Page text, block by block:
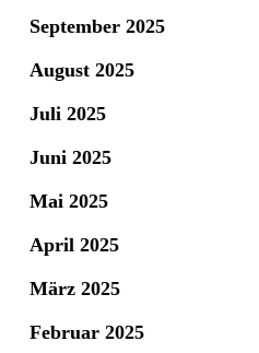
September 2025
August 2025
Juli 2025
Juni 2025
Mai 2025
April 2025
März 2025
Februar 2025